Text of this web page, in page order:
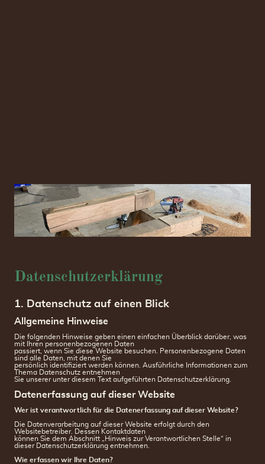
Datenschutzerklärung
1. Datenschutz auf einen Blick
Allgemeine Hinweise
Die folgenden Hinweise geben einen einfachen Überblick darüber, was
mit Ihren personenbezogenen Daten
passiert, wenn Sie diese Website besuchen. Personenbezogene Daten
sind alle Daten, mit denen Sie
persönlich identifiziert werden können. Ausführliche Informationen zum
Thema Datenschutz entnehmen
Sie unserer unter diesem Text aufgeführten Datenschutzerklärung.
Datenerfassung auf dieser Website
Wer ist verantwortlich für die Datenerfassung auf dieser Website?
Die Datenverarbeitung auf dieser Website erfolgt durch den
Websitebetreiber. Dessen Kontaktdaten
können Sie dem Abschnitt „Hinweis zur Verantwortlichen Stelle“ in
dieser Datenschutzerklärung entnehmen.
Wie erfassen wir Ihre Daten?